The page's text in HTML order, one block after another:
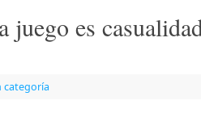
es
categoría